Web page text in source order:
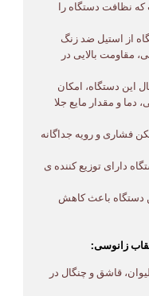
نظافت دستگاه را
از استیل ضد زنگ
مقاومت بالایی در
این دستگاه، امکان
و مقدار مایع جلا
فشاری و رویه جداگانه
دارای توزیع کننده ی
دستگاه باعث کاهش
قاشق و چنگال در